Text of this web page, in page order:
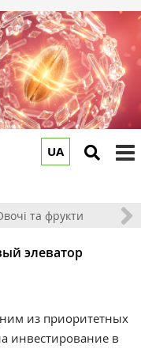
UA
та фрукти
элеватор
из приоритетных
инвестирование в